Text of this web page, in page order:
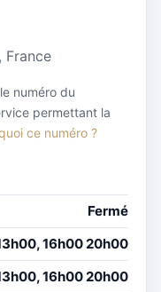
France
numéro du
permettant la
ce numéro ?
Fermé
16h00 20h00
16h00 20h00